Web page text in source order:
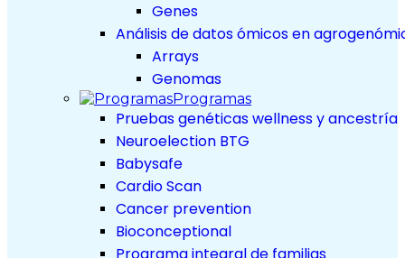
Genes
Análisis de datos ómicos en
Arrays
Genomas
Programas
Pruebas genéticas wellness y ancestría
Neuroelection BTG
Babysafe
Cardio Scan
Cancer prevention
Bioconceptional